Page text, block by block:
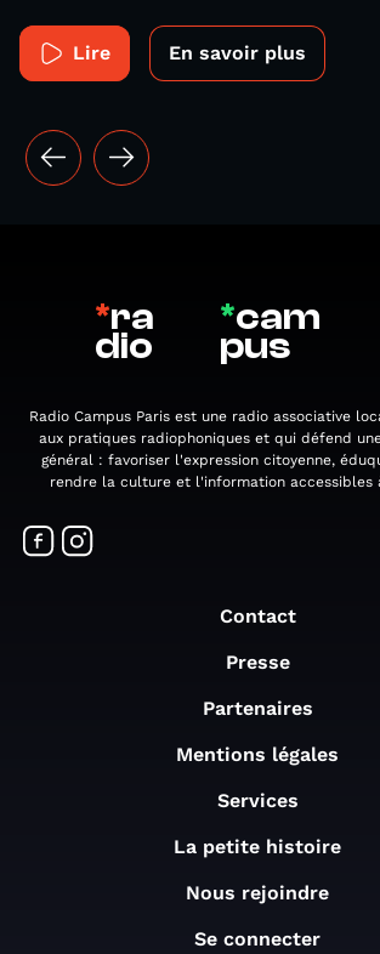
Lire En savoir plus
*ra
dio
*cam
pus
Radio Campus Paris est une radio associative
aux pratiques radiophoniques et qui défend
général : favoriser l'expression citoyenne,
rendre la culture et l'information accessibles
Contact
Presse
Partenaires
Mentions légales
Services
La petite histoire
Nous rejoindre
Se connecter